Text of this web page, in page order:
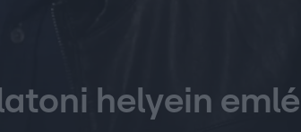
helyein